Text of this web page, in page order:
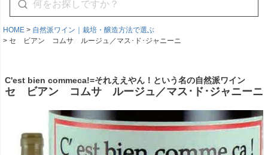
HOME
自然派ワイン｜栽培・醸造方法で選ぶ
セ ビアン コムサ ルージュ／マス･ド･ジャニーニ
C'est bien commeca!=それええやん！という名の自然派ワイン
セ ビアン コムサ ルージュ／マス･ド･ジャニーニ